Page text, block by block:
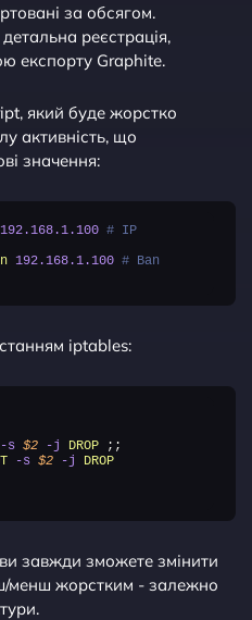
за обсягом.
реєстрація,
експорту Graphite.
який буде жорстко
активність, що
значення:
192.168.1.100 # IP
192.168.1.100 # Ban
iptables:
-s $2 -j DROP ;;
-s $2 -j
DROP
завжди зможете змінити
менш жорстким - залежно